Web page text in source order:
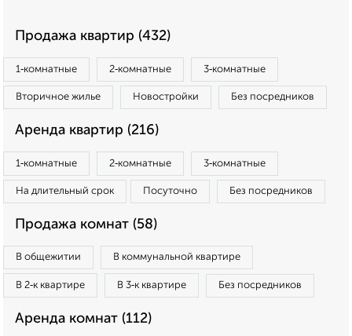
Продажа квартир (432)
1‑комнатные 2‑комнатные 3‑комнатные
Вторичное жилье Новостройки Без посредников
Аренда квартир (216)
1‑комнатные 2‑комнатные 3‑комнатные
На длительный срок Посуточно Без посредников
Продажа комнат (58)
В общежитии В коммунальной квартире
В 2‑к квартире В 3‑к квартире Без посредников
Аренда комнат (112)